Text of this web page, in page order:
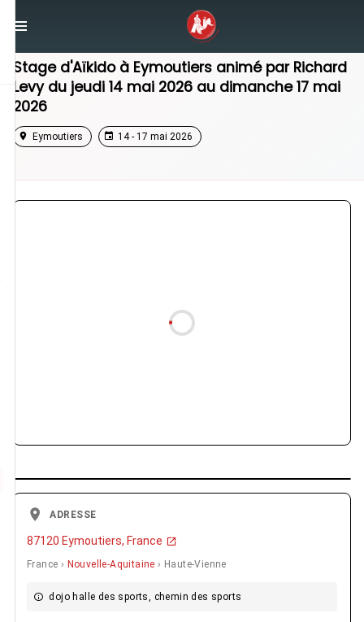
Stage Aikido
Stage d'Aïkido à Eymoutiers animé par Richard
Levydu jeudi 14 mai 2026 au dimanche 17 mai
2026
Eymoutiers 14 - 17 mai 2026
ADRESSE
87120 Eymoutiers, France
France › Nouvelle-Aquitaine › Haute-Vienne
dojo halle des sports, chemin des sports